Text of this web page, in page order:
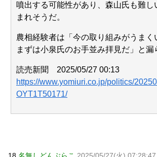
噴出する可能性があり、森山氏も難し
まれそうだ。
農相経験者は「今の取り組みがうまく
まずは小泉氏のお手並み拝見だ」と漏
読売新聞 2025/05/27 00:13
https://www.yomiuri.co.jp/politics/
OYT1T50171/